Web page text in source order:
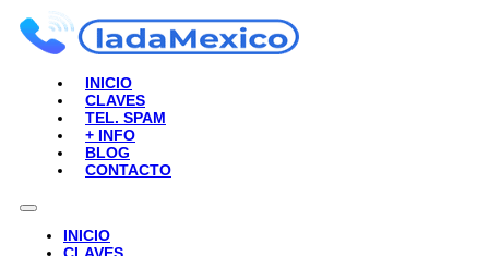
INICIO
CLAVES
TEL. SPAM
+ INFO
BLOG
CONTACTO
INICIO